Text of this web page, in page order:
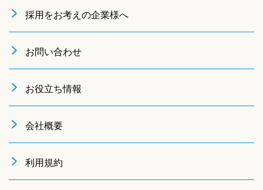
採用をお考えの企業様へ
お問い合わせ
お役立ち情報
会社概要
利用規約